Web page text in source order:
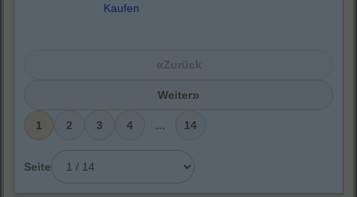
Kaufen
«Zurück
1 2 3 4 ... 14
Weiter»
Seite